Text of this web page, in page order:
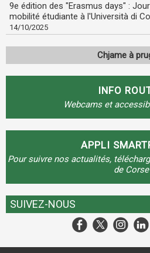
9e édition des "Erasmus days" :
mobilité étudiante à l'Università di
14/10/2025
Chjame à
INFO
Webcams et
APPLI
Pour suivre nos actualités,
de Corse
SUIVEZ-NOUS